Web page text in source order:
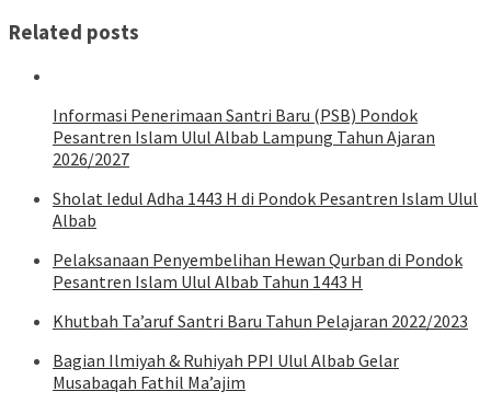
Related posts
Informasi Penerimaan Santri Baru (PSB) Pondok
Pesantren Islam Ulul Albab Lampung Tahun Ajaran
2026/2027
Sholat Iedul Adha 1443 H di Pondok Pesantren Islam Ulul
Albab
Pelaksanaan Penyembelihan Hewan Qurban di Pondok
Pesantren Islam Ulul Albab Tahun 1443 H
Khutbah Ta’aruf Santri Baru Tahun Pelajaran 2022/2023
Bagian Ilmiyah & Ruhiyah PPI Ulul Albab Gelar
Musabaqah Fathil Ma’ajim